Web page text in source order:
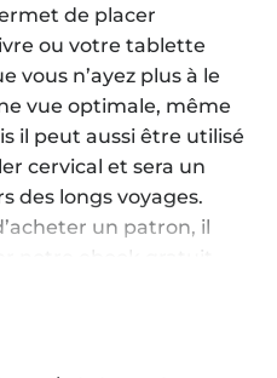
de placer
ou votre tablette
vous n’ayez plus à le
vue optimale, même
il peut aussi être utilisé
cervical et sera un
des longs voyages.
un patron, il
notre ebook gratuit.
dans des tissus